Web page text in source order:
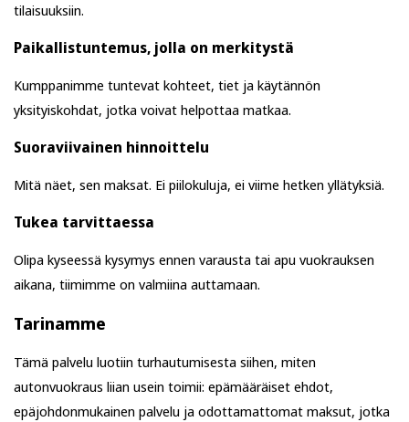
tilaisuuksiin.
Paikallistuntemus, jolla on merkitystä
Kumppanimme tuntevat kohteet, tiet ja käytännön
yksityiskohdat, jotka voivat helpottaa matkaa.
Suoraviivainen hinnoittelu
Mitä näet, sen maksat. Ei piilokuluja, ei viime hetken yllätyksiä.
Tukea tarvittaessa
Olipa kyseessä kysymys ennen varausta tai apu vuokrauksen
aikana, tiimimme on valmiina auttamaan.
Tarinamme
Tämä palvelu luotiin turhautumisesta siihen, miten
autonvuokraus liian usein toimii: epämääräiset ehdot,
epäjohdonmukainen palvelu ja odottamattomat maksut, jotka